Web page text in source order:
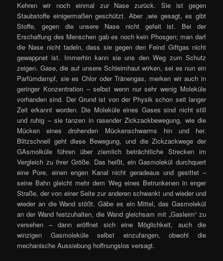
Kehren wir noch einmal zur Nase zurück. Sie ist gegen
Staubstoffe einigermaßen geschützt. Aber ,wie gesagt, es gibt
Stoffe, gegen die unsere Nase nicht gefeit ist. Bei der
Erschaffung des Menschen gab es noch kein Phosgen; man darf
die Nase nicht tadeln, dass sie gegen den Feind Giftgas nicht
gewappnet ist. Immerhin kann sie uns den Weg zum Schutz
zeigen. Gase, die auf unsere Schleimhaut wirken, sei es nun ein
Parfümdampf, sie es Chlor oder Tränengas, merken wir auch in
geringer Konzentration – selbst wenn nur sehr wenig Moleküle
vorhanden sind. Der Grund ist von der Physik schon seit langer
Zeit erkannt worden. Die Moleküle eines Gases sind nicht still
und ruhig – sie tanzen in rasender Zickzackbewegung, wie die
Mücken eines drohenden Mückenschwarms hin und her.
Blitzschnell geht diese Bewegung, und die Zickzackwege der
GAsmolküle führen über ziemlich beträchtliche Strecken im
Vergleich zu ihrer Größe. Das heißt, ein Gasmolekül durchquert
eine Pore, einen engen Kanal nicht geradeaus und gesittet –
seine Bahn gleicht mehr dem Weg eines Betrunkenen in enger
Straße, der von einer Seite zur anderen schwankt und wieder und
wieder an die Wand stößt. Gäbe es ein Mittel, das Gasmolekül
an der Wand festzuhalten, die Wand gleichsam mit „Gasleim“ zu
versehen – dann eröffnet sich eine Möglichkeit, auch die
winzigen Gasmoleküle selbst einzufangen, obwohl die
mechanische Aussiebung hoffnungslos versagt.